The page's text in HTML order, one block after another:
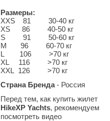
Размеры:
XXS 81 30-40 кг
XS 86 40-50 кг
S 91 50-60 кг
M 96 60-70 кг
L 106 >70 кг
XL 116 >70 кг
XXL 126 >70 кг
Страна Бренда- Россия
Перед тем, как купить жилет
HikeXP Yachts, рекомендуем
посмотреть видео